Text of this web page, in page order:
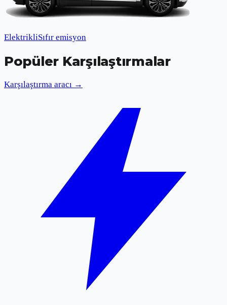
ElektrikliSıfır emisyon
Popüler Karşılaştırmalar
Karşılaştırma aracı →